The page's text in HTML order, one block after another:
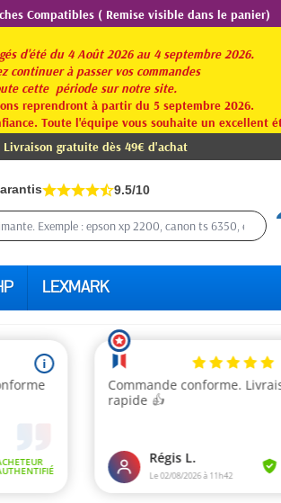
Compatibles ( Remise visible dans le panier)
d'été du 4 Août 2026 au 4 septembre 2026.
à passer vos commandes
cette période sur notre site.
reprendront à partir du 5 septembre 2026.
Toute l'équipe vous souhaite un excellent
Livraison gratuite dès 49€ d'achat
9.5/10
LEXMARK